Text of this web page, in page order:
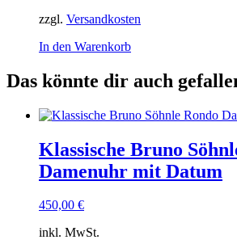
zzgl. Versandkosten
In den Warenkorb
Das könnte dir auch
Klassische Bruno
Damenuhr mit Datum
450,00 €
inkl. MwSt.